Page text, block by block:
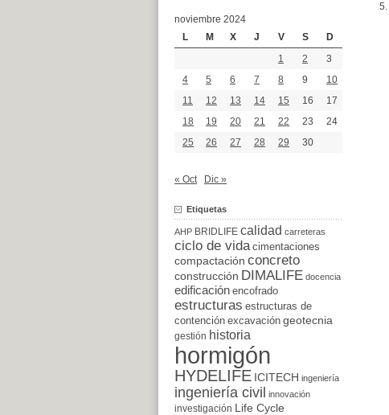
noviembre 2024
L
M X J V S
D
1
2
3
4
5 6 7 8 9
10
11
12 13 14 15 16
17
18
19 20 21 22 23
24
25
26 27 28 29 30
« Oct Dic »
Etiquetas
AHP BRIDLIFE calidad carreteras
ciclo de vida cimentaciones
compactación concreto
construcción DIMALIFE docencia
edificación encofrado
estructuras estructuras de
contención excavación geotecnia
gestión historia
hormigón
HYDELIFE ICITECH ingeniería
ingeniería civil innovación
investigación
Life Cycle